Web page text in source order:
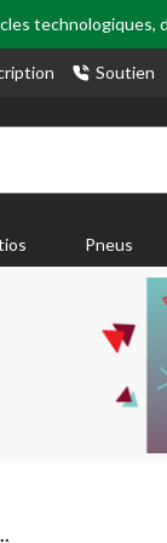
technologiques,
Soutien
Pneus